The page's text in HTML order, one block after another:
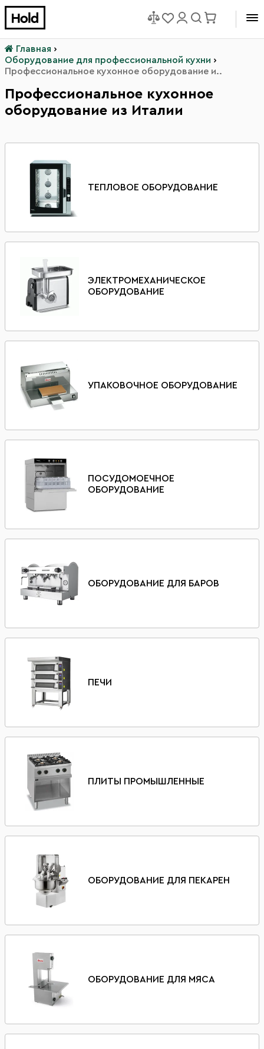
Главная ›
Оборудование для профессиональной кухни ›
Профессиональное кухонное оборудование и..
Профессиональное кухонное
оборудование из Италии
ТЕПЛОВОЕ ОБОРУДОВАНИЕ
ЭЛЕКТРОМЕХАНИЧЕСКОЕ
ОБОРУДОВАНИЕ
УПАКОВОЧНОЕ ОБОРУДОВАНИЕ
ПОСУДОМОЕЧНОЕ
ОБОРУДОВАНИЕ
ОБОРУДОВАНИЕ ДЛЯ БАРОВ
ПЕЧИ
ПЛИТЫ ПРОМЫШЛЕННЫЕ
ОБОРУДОВАНИЕ ДЛЯ ПЕКАРЕН
ОБОРУДОВАНИЕ ДЛЯ МЯСА